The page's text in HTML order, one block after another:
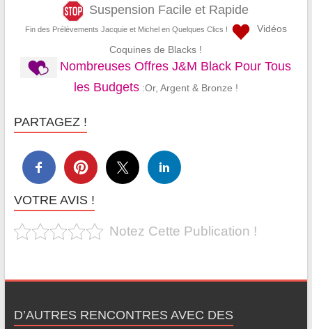
Suspension Facile et Rapide
Fin des Prélèvements Jacquie et Michel en Quelques Clics !
Vidéos
Coquines de Blacks !
Nombreuses Offres J&M Black Pour Tous
les Budgets:Or, Argent & Bronze !
PARTAGEZ !
VOTRE AVIS !
Notez Cette Publication !
D’AUTRES RENCONTRES AVEC DES